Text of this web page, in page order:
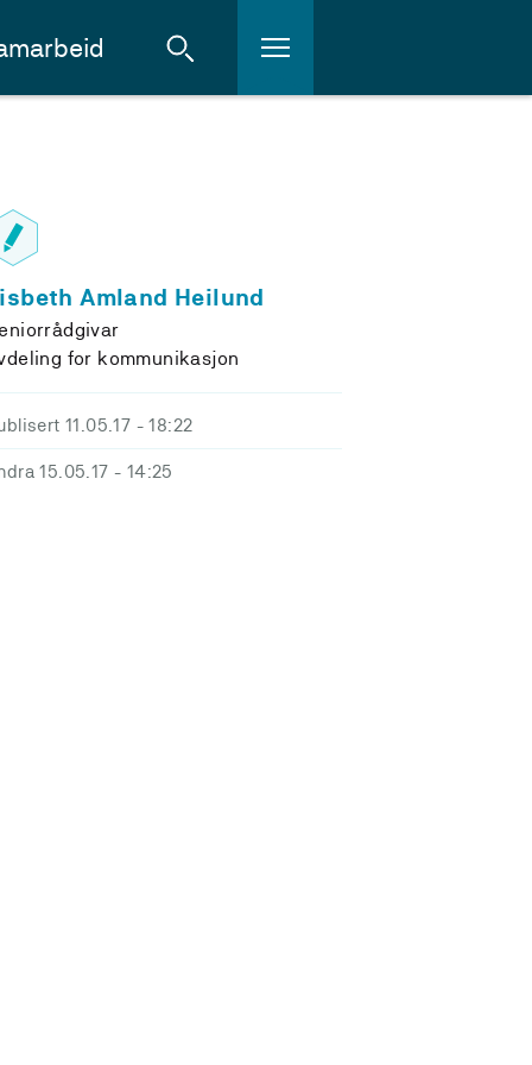
Amland Heilund
for kommunikasjon
11.05.17 - 18:22
15.05.17 - 14:25